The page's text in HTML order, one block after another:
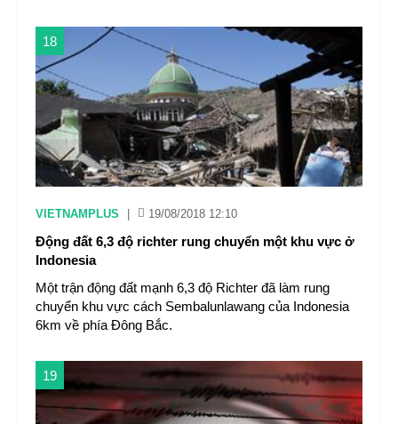
18
VIETNAMPLUS 19/08/2018 12:10
Động đất 6,3 độ richter rung chuyển một khu vực ở
Indonesia
Một trận động đất mạnh 6,3 độ Richter đã làm rung
chuyển khu vực cách Sembalunlawang của Indonesia
6km về phía Đông Bắc.
19